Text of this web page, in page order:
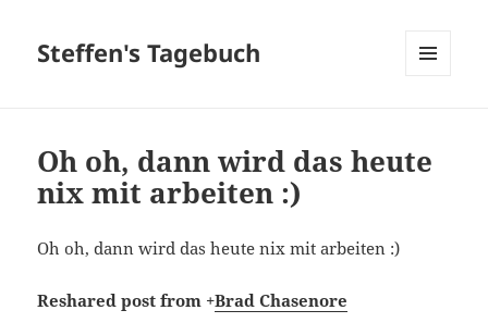
Steffen's Tagebuch
Oh oh, dann wird das heute
nix mit arbeiten :)
Oh oh, dann wird das heute nix mit arbeiten :)
Reshared post from +Brad Chasenore